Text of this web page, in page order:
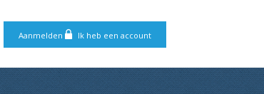
Aanmelden Ik heb een account